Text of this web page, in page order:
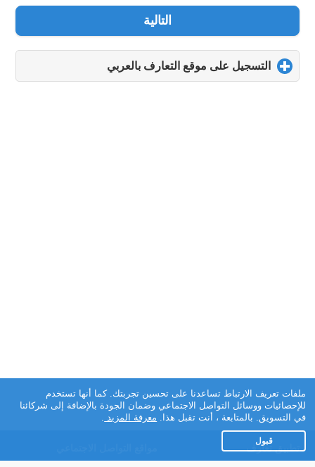
التالية
التسجيل على موقع التعارف بالعربي
to
تطبيق تعارف
ملفات تعريف الارتباط تساعدنا على تحسين تجربتك. كما أنها تستخدم
للإحصائيات ووسائل التواصل الاجتماعي وضمان الجودة بالإضافة إلى شركائنا
في التسويق. بالمتابعة ، أنت تقبل هذا. معرفة المزيد .
قبول